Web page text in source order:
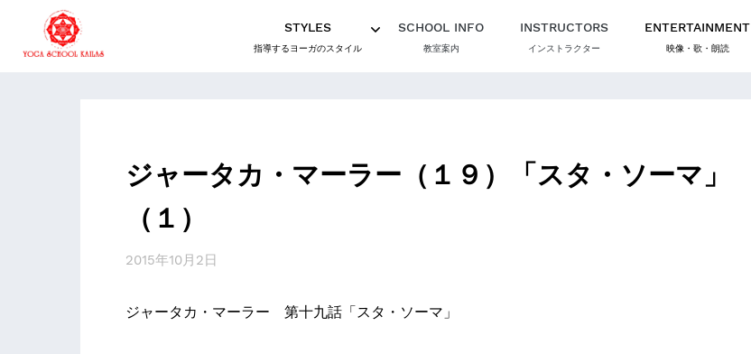
STYLES
指導するヨーガのスタイル
SCHOOL INFO
教室案内
INSTRUCTORS
インストラクター
ENTERTAINMENT
映像・歌・朗読
ジャータカ・マーラー（１９）「スタ・ソーマ」
（１）
2015年10月2日
ジャータカ・マーラー 第十九話「スタ・ソーマ」